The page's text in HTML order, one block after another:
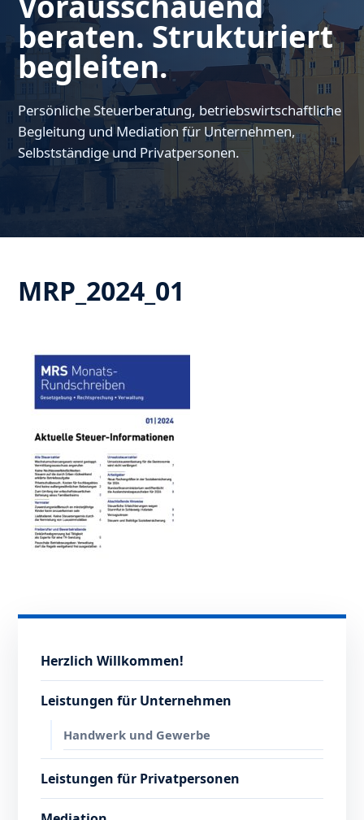
beraten. Strukturiert
begleiten.
Persönliche Steuerberatung, betriebswirtschaftliche
Begleitung und Mediation für Unternehmen,
Selbstständige und Privatpersonen.
MRP_2024_01
Herzlich Willkommen!
Leistungen für Unternehmen
Handwerk und Gewerbe
Leistungen für Privatpersonen